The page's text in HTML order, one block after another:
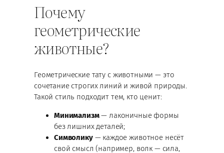
Почему
геометрические
животные?
Геометрические тату с животными — это
сочетание строгих линий и живой природы.
Такой стиль подходит тем, кто ценит:
Минимализм— лаконичные формы
без лишних деталей;
Символику— каждое животное несёт
свой смысл (например, волк — сила,